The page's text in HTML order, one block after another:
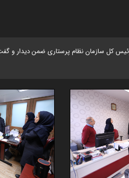
کل سازمان نظام پرستاری ضمن دیدار و